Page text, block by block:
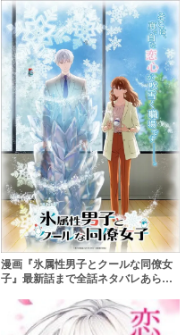
漫画『氷属性男子とクールな同僚女
子』最新話まで全話ネタバレあらす
ラブストーリー